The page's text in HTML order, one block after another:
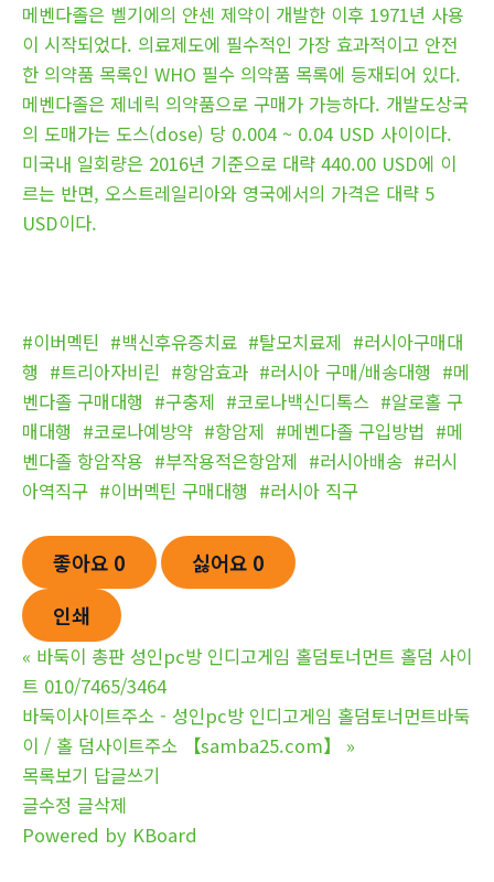
메벤다졸은 벨기에의 얀센 제약이 개발한 이후 1971년 사용
이 시작되었다. 의료제도에 필수적인 가장 효과적이고 안전
한 의약품 목록인 WHO 필수 의약품 목록에 등재되어 있다.
메벤다졸은 제네릭 의약품으로 구매가 가능하다. 개발도상국
의 도매가는 도스(dose) 당 0.004 ~ 0.04 USD 사이이다.
미국내 일회량은 2016년 기준으로 대략 440.00 USD에 이
르는 반면, 오스트레일리아와 영국에서의 가격은 대략 5
USD이다.
#이버멕틴 #백신후유증치료 #탈모치료제 #러시아구매대
행 #트리아자비린 #항암효과 #러시아 구매/배송대행 #메
벤다졸 구매대행 #구충제 #코로나백신디톡스 #알로홀 구
매대행 #코로나예방약 #항암제 #메벤다졸 구입방법 #메
벤다졸 항암작용 #부작용적은항암제 #러시아배송 #러시
아역직구 #이버멕틴 구매대행 #러시아 직구
좋아요 0 싫어요 0
인쇄
« 바둑이 총판 성인pc방 인디고게임 홀덤토너먼트 홀덤 사이
트 010/7465/3464
바둑이사이트주소 - 성인pc방 인디고게임 홀덤토너먼트바둑
이 / 홀 덤사이트주소 【samba25.com】
»
목록보기 답글쓰기
글수정 글삭제
Powered by KBoard